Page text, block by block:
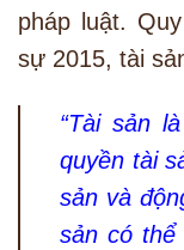
pháp luật.
sự 2015, tài
“Tài sản
quyền tài
sản và
sản có